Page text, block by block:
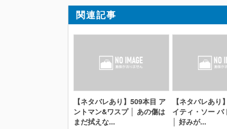
関連記事
【ネタバレあり】509本目 ア
ントマン&ワスプ │ あの傷は
まだ拭えな...
【ネタバレあり
イティ・ソー バ
│ 好みが...